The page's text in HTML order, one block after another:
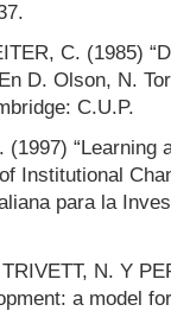
C. (1985)
D. Olson, N.
C.U.P.
“Learning
Institutional
para la
N. Y
a model